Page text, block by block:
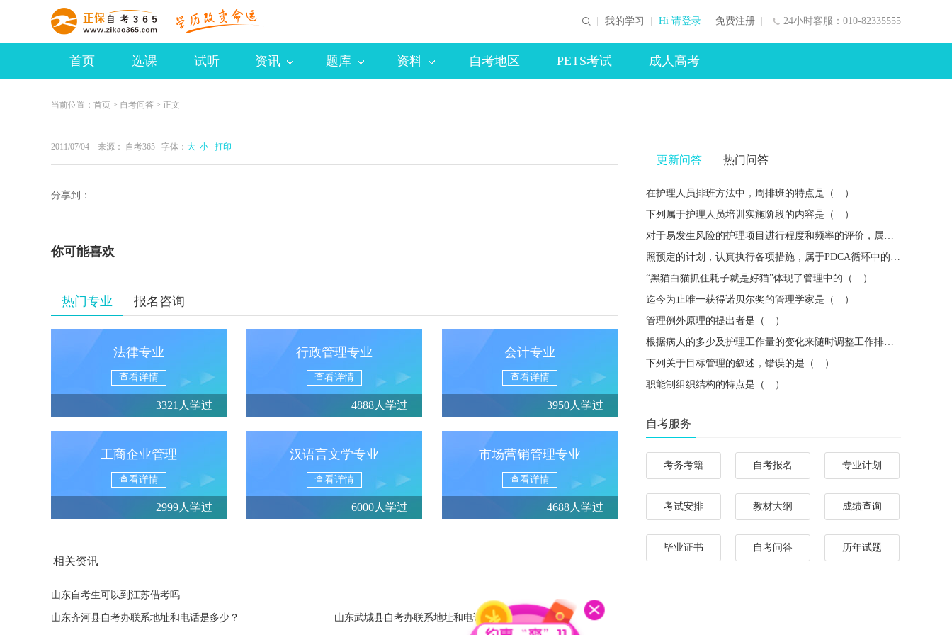
24小时客服：010-82335555
我的学习 Hi 请登录 免费注册
首页 选课 试听 资讯 题库 资料 自考地区 PETS考试 成人高考
当前位置： 首页 > 自考问答 > 正文
2011/07/04 来源： 自考365 字体： 大 小 打印
分享到：
你可能喜欢
热门专业 报名咨询
法律专业
查看详情
3321人学过
行政管理专业
查看详情
4888人学过
会计专业
查看详情
3950人学过
工商企业管理
查看详情
2999人学过
汉语言文学专业
查看详情
6000人学过
市场营销管理专业
查看详情
4688人学过
相关资讯
山东自考生可以到江苏借考吗
山东齐河县自考办联系地址和电话是多少？ 山东武城县自考办联系地址和电话是多少？
更新问答 热门问答
在护理人员排班方法中，周排班的特点是（ ）
下列属于护理人员培训实施阶段的内容是（ ）
对于易发生风险的护理项目进行程度和频率的评价，属于风险管理的（ ）
照预定的计划，认真执行各项措施，属于PDCA循环中的（ ）
“黑猫白猫抓住耗子就是好猫”体现了管理中的（ ）
迄今为止唯一获得诺贝尔奖的管理学家是（ ）
管理例外原理的提出者是（ ）
根据病人的多少及护理工作量的变化来随时调整工作排班，体现了管理中的（ ）
下列关于目标管理的叙述，错误的是（ ）
职能制组织结构的特点是（ ）
自考服务
考务考籍 自考报名 专业计划
考试安排 教材大纲 成绩查询
毕业证书 自考问答 历年试题